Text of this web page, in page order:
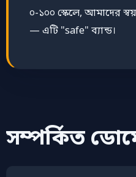
০-১০০ স্কেলে, আমাদের
— এটি "safe" ব্যান্ড।
সম্পর্কিত